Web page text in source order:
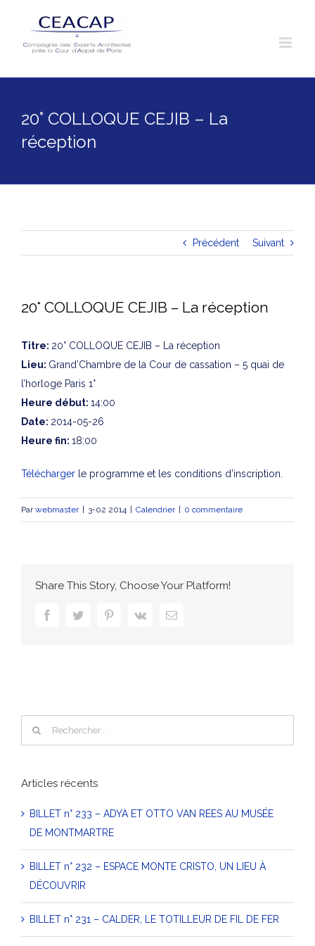
content
20° COLLOQUE CEJIB – La
réception
Précédent Suivant
20° COLLOQUE CEJIB – La réception
Titre: 20° COLLOQUE CEJIB – La réception
Lieu: Grand’Chambre de la Cour de cassation – 5 quai de
l’horloge Paris 1°
Heure début: 14:00
Date: 2014-05-26
Heure fin: 18:00
Télécharger le programme et les conditions d’inscription.
Parwebmaster 3-02 2014 Calendrier 0 commentaire
Share This Story, Choose Your Platform!
facebooktwitter pinterestvk Email
Articles récents
BILLET n° 233 – ADYA ET OTTO VAN REES AU MUSÉE
DE MONTMARTRE
BILLET n° 232 – ESPACE MONTE CRISTO, UN LIEU À
DÉCOUVRIR
BILLET n° 231 – CALDER, LE TOTILLEUR DE FIL DE FER